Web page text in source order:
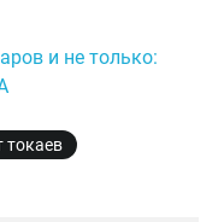
и не только: